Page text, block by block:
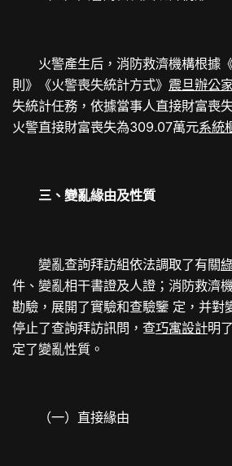
火警產生后，消防救濟機構根據
則》《火警喪失統計方式》 震旦辦公
失統計任務，依據當事人直接財富喪
火警直接財富喪失為309.07萬元系統
三、變亂緣由及性質
變亂查詢拜訪組依法調取了有關
件、變亂相干書證及人證；消防救濟
勘驗，展開了實驗和查驗鑒 定，并對
停止了查詢拜訪訊問，查巧寓設計明
定了變亂性質。
（一）直接緣由